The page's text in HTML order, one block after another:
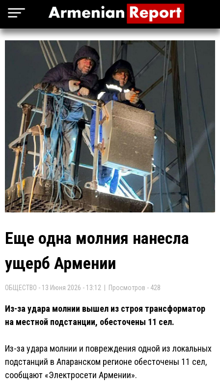
Еще одна молния нанесла
ущерб Армении
ОБЩЕСТВО - 13 Июня 2026 - 13:12 | Просмотров - 428
Из-за удара молнии вышел из строя трансформатор
на местной подстанции, обесточены 11 сел.
Из-за удара молнии и повреждения одной из локальных
подстанций в Апаранском регионе обесточены 11 сел,
сообщают «Электросети Армении».